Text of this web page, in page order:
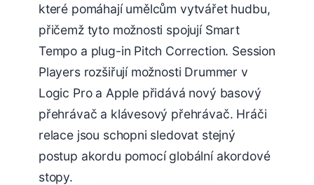
které pomáhají umělcům vytvářet hudbu,
přičemž tyto možnosti spojují Smart
Tempo a plug-in Pitch Correction. Session
Players rozšiřují možnosti Drummer v
Logic Pro a Apple přidává nový basový
přehrávač a klávesový přehrávač. Hráči
relace jsou schopni sledovat stejný
postup akordu pomocí globální akordové
stopy.